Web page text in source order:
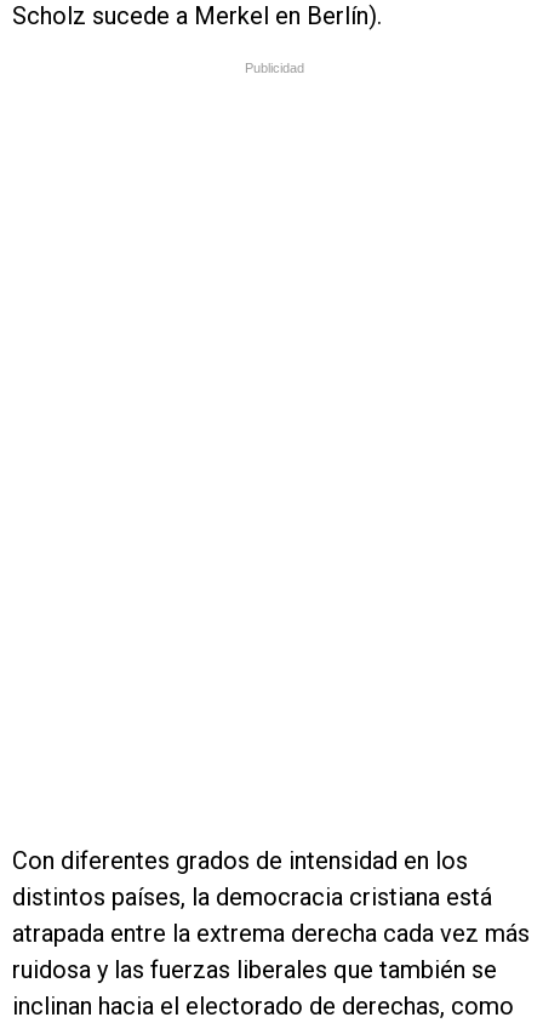
Scholz sucede a Merkel en Berlín).
Publicidad
Con diferentes grados de intensidad en los
distintos países, la democracia cristiana está
atrapada entre la extrema derecha cada vez más
ruidosa y las fuerzas liberales que también se
inclinan hacia el electorado de derechas, como